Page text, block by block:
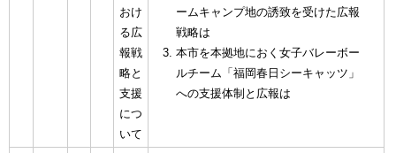
おけ
る広
報戦
略と
支援
につ
いて
ームキャンプ地の誘致を受けた広報
戦略は
本市を本拠地におく女子バレーボー
ルチーム「福岡春日シーキャッツ」
への支援体制と広報は